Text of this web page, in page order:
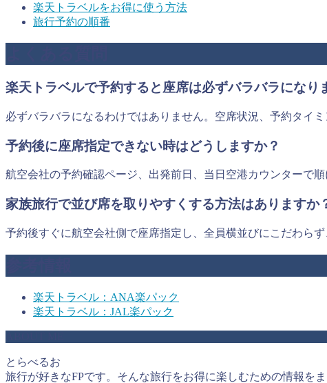
楽天トラベルをお得に使う方法
旅行予約の順番
楽天トラベルで予約すると座席は必ずバラバラになり
必ずバラバラになるわけではありません。空席状況、予約タイ
予約後に座席指定できない時はどうしますか？
航空会社の予約確認ページ、出発前日、当日空港カウンターで
家族旅行で並び席を取りやすくする方法はありますか
予約後すぐに航空会社側で座席指定し、全員横並びにこだわら
楽天トラベル：ANA楽パック
楽天トラベル：JAL楽パック
とらべるお
旅行が好きなFPです。そんな旅行をお得に楽しむための情報を